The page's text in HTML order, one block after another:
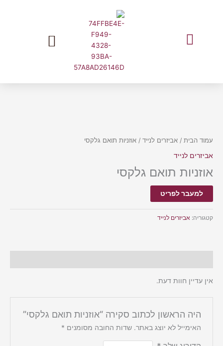
עמוד הבית / אביזרים לנייד / אוזניות תואם גלקסי
אביזרים לנייד
אוזניות תואם גלקסי
למעבר לפריט
קטגוריה: אביזרים לנייד
אין עדיין חוות דעת.
היה הראשון לכתוב סקירה “אוזניות תואם גלקסי”
האימייל לא יוצג באתר. שדות החובה מסומנים *